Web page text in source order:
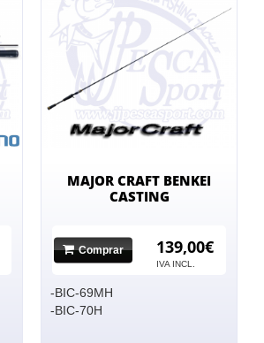
MAJOR CRAFT BENKEI
CASTING
Comprar 139,00€
IVA INCL.
-BIC-69MH
-BIC-70H